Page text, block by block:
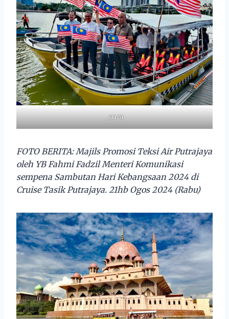
_cuva
FOTO BERITA: Majils Promosi Teksi Air Putrajaya
oleh YB Fahmi Fadzil Menteri Komunikasi
sempena Sambutan Hari Kebangsaan 2024 di
Cruise Tasik Putrajaya. 21hb Ogos 2024 (Rabu)